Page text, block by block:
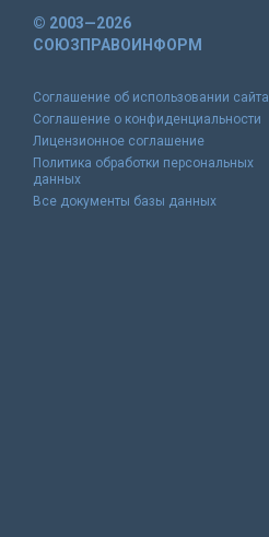
© 2003—2026
СОЮЗПРАВОИНФОРМ
Соглашение об использовании сайта
Соглашение о конфиденциальности
Лицензионное соглашение
Политика обработки персональных
данных
Все документы базы данных